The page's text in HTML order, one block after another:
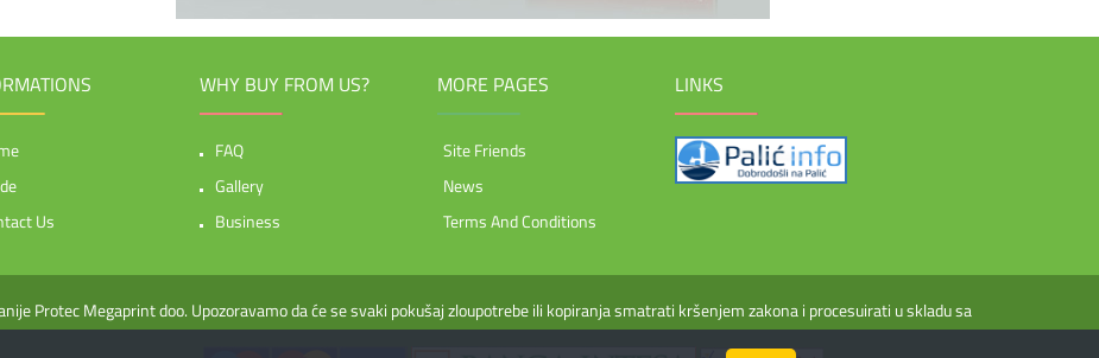
Us
WHY BUY FROM US?
FAQ
Gallery
Business
MORE PAGES
Site Friends
News
Terms And Conditions
LINKS
Protec Megaprint doo. Upozoravamo da će se svaki pokušaj zloupotrebe ili kopiranja smatrati kršenjem zakona i procesuirati u skladu sa